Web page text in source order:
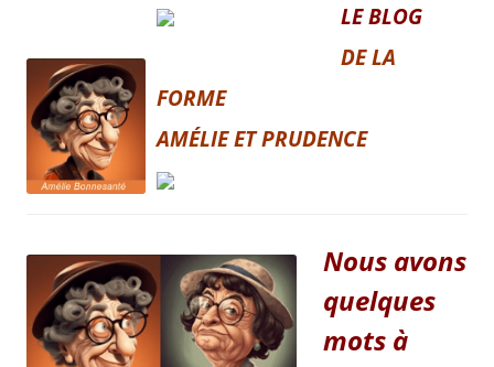
LE BLOG
DE LA
FORME
AMÉLIE ET PRUDENCE
Nous avons
quelques
mots à